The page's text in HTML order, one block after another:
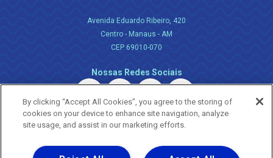
Avenida Eduardo Ribeiro, 420
Centro - Manaus - AM
CEP 69010-070
Nossas Redes Sociais
By clicking “Accept All Cookies”, you agree to the storing of
cookies on your device to enhance site navigation, analyze
site usage, and assist in our marketing efforts.